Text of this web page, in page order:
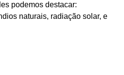
podemos destacar:
naturais, radiação solar, e